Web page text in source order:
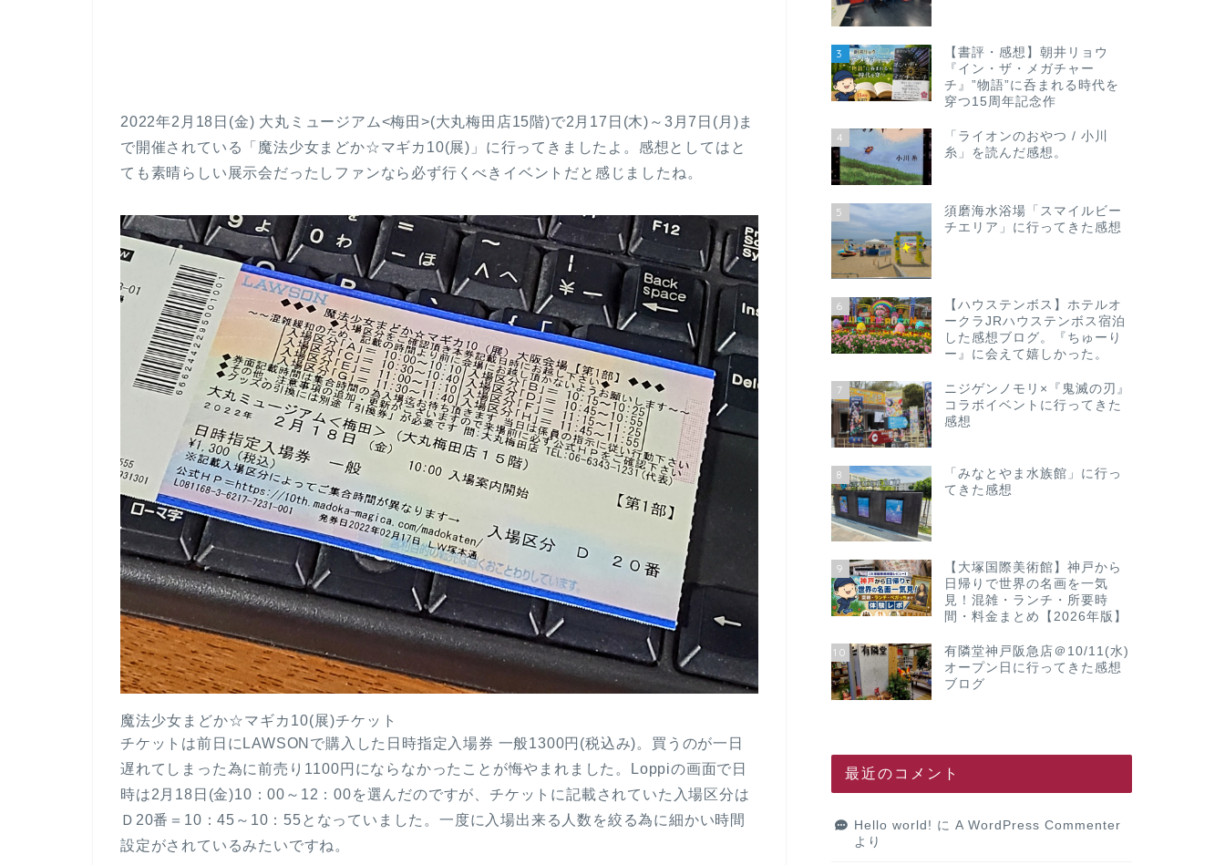
2022年2月18日(金) 大丸ミュージアム<梅田>(大丸梅田店15階)で2月17日(木)～3月7日(月)ま
で開催されている「魔法少女まどか☆マギカ10(展)」に行ってきましたよ。感想としてはと
ても素晴らしい展示会だったしファンなら必ず行くべきイベントだと感じましたね。
魔法少女まどか☆マギカ10(展)チケット
チケットは前日にLAWSONで購入した日時指定入場券 一般1300円(税込み)。買うのが一日
遅れてしまった為に前売り1100円にならなかったことが悔やまれました。Loppiの画面で日
時は2月18日(金)10：00～12：00を選んだのですが、チケットに記載されていた入場区分は
Ｄ20番＝10：45～10：55となっていました。一度に入場出来る人数を絞る為に細かい時間
設定がされているみたいですね。
3
【書評・感想】朝井リョウ
『イン・ザ・メガチャー
チ』”物語”に呑まれる時代を
穿つ15周年記念作
4
「ライオンのおやつ / 小川
糸」を読んだ感想。
5
須磨海水浴場「スマイルビー
チエリア」に行ってきた感想
6
【ハウステンボス】ホテルオ
ークラJRハウステンボス宿泊
した感想ブログ。『ちゅーり
ー』に会えて嬉しかった。
7
ニジゲンノモリ×『鬼滅の刃』
コラボイベントに行ってきた
感想
8
「みなとやま水族館」に行っ
てきた感想
9
【大塚国際美術館】神戸から
日帰りで世界の名画を一気
見！混雑・ランチ・所要時
間・料金まとめ【2026年版】
10
有隣堂神戸阪急店＠10/11(水)
オープン日に行ってきた感想
ブログ
最近のコメント
Hello world! に A WordPress Commenter
より